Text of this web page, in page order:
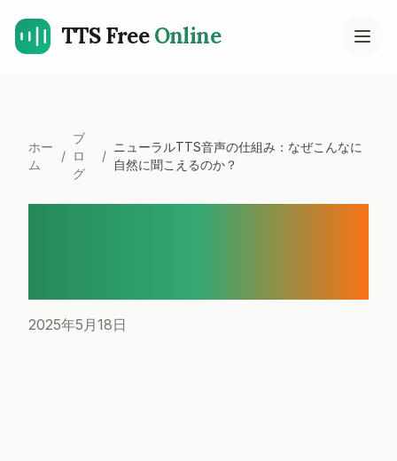
TTS FreeOnline
ホー
ム
/
ブ
ロ
グ
/
ニューラルTTS音声の仕組み：なぜこんなに
自然に聞こえるのか？
2025年5月18日